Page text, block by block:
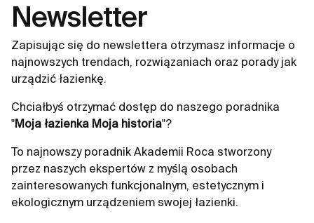
Newsletter
Zapisując się do newslettera otrzymasz informacje o
najnowszych trendach, rozwiązaniach oraz porady jak
urządzić łazienkę.
Chciałbyś otrzymać dostęp do naszego poradnika
"Moja łazienka Moja historia"?
To najnowszy poradnik Akademii Roca stworzony
przez naszych ekspertów z myślą osobach
zainteresowanych funkcjonalnym, estetycznym i
ekologicznym urządzeniem swojej łazienki.